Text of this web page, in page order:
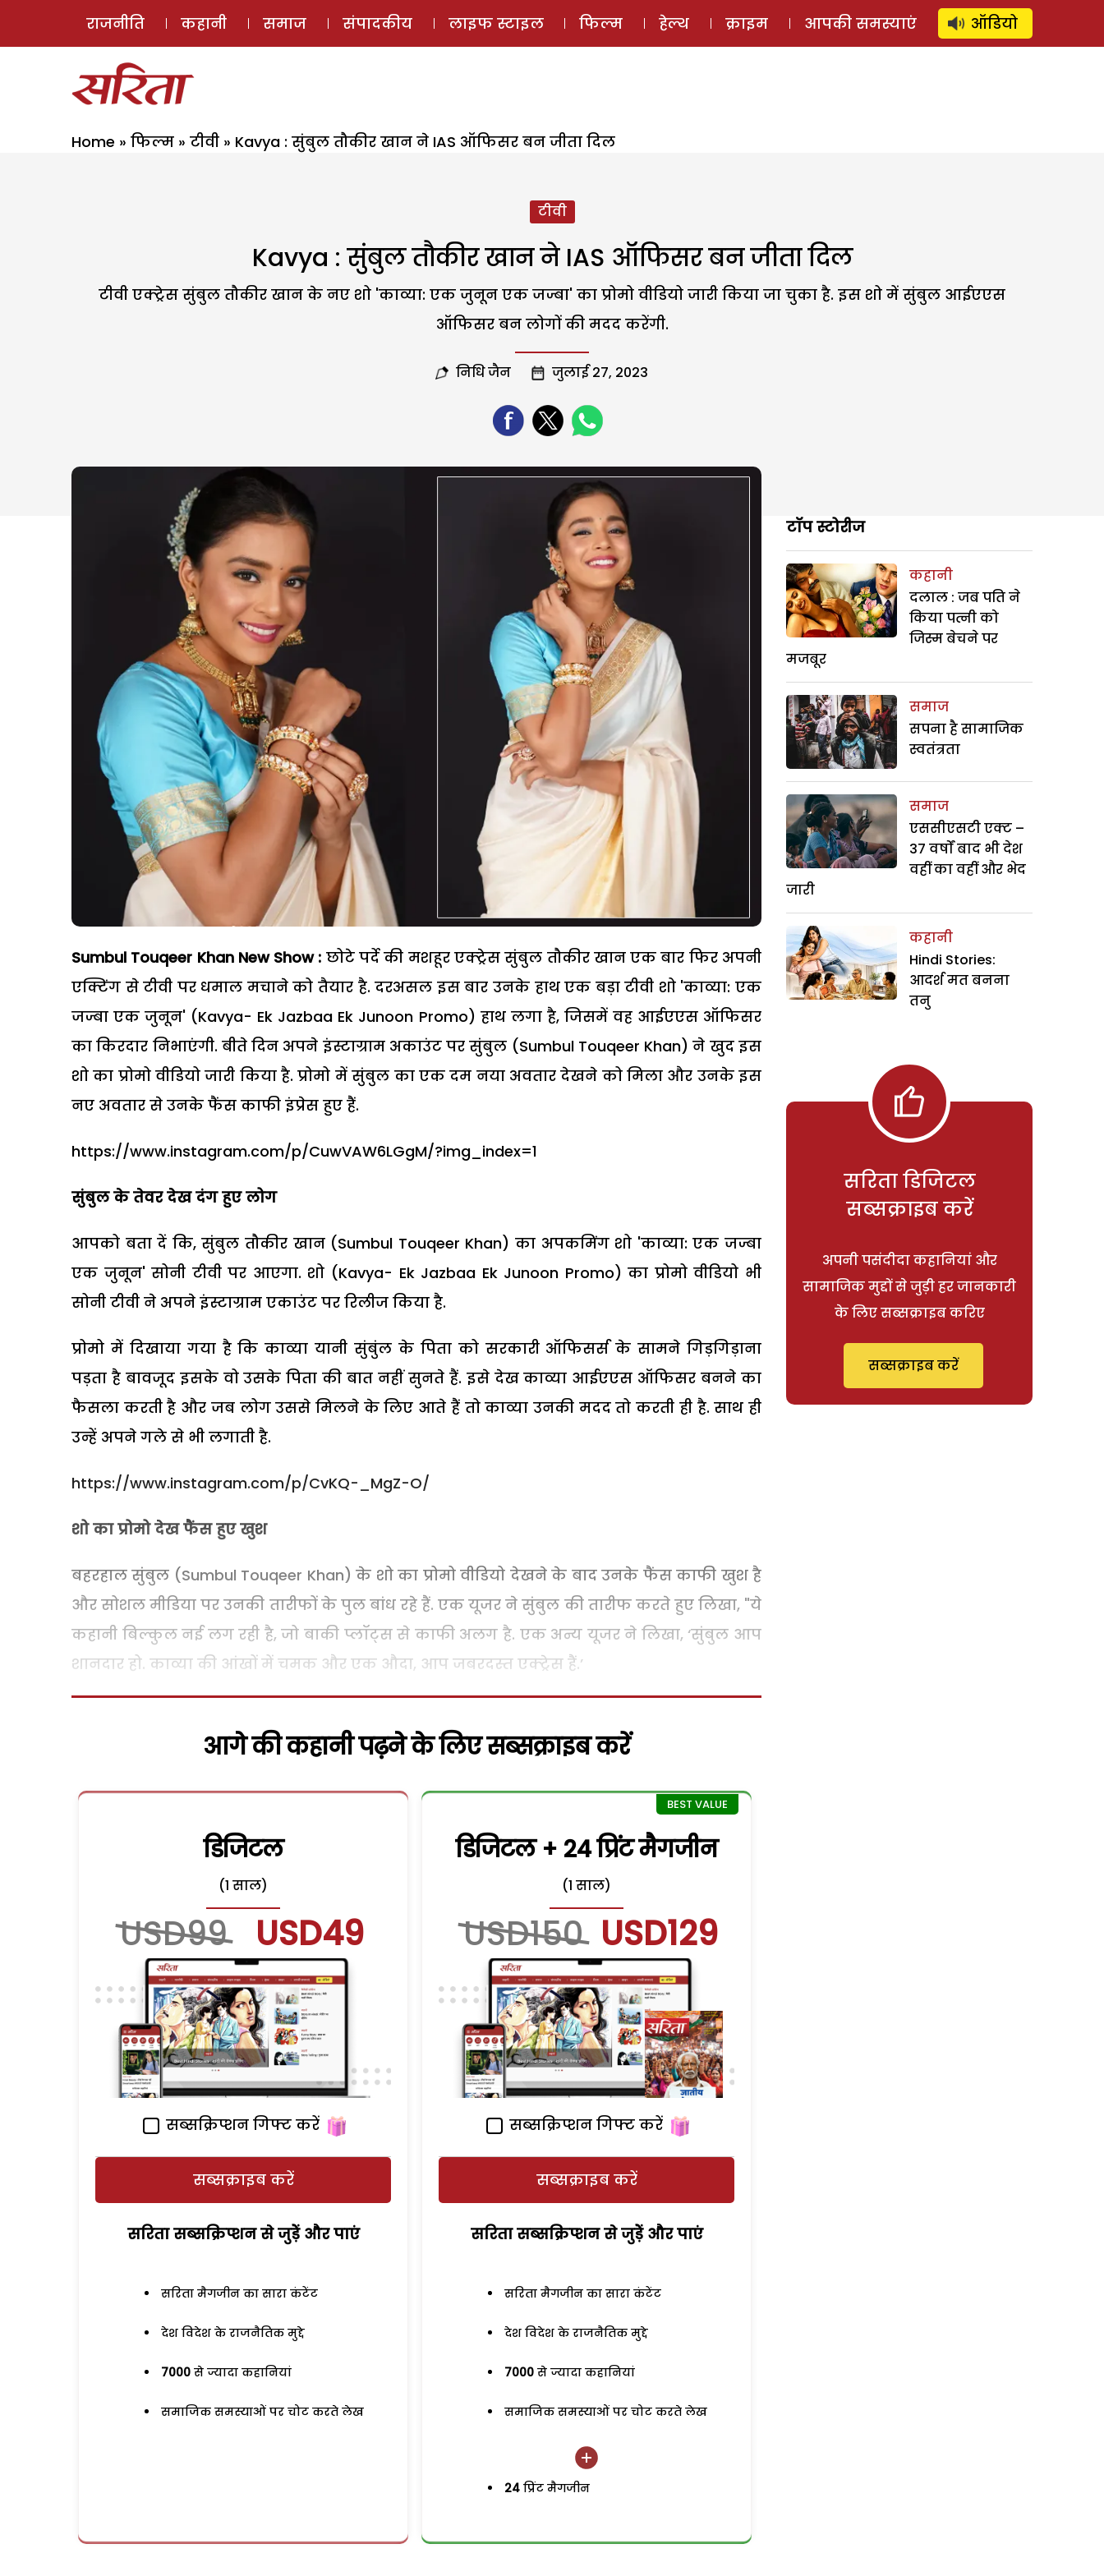
ई-मैगज़ीन ऑडियो स्टोरी लॉग इन ⚲ SUBSCRIBE
राजनीति कहानी समाज संपादकीय लाइफ स्टाइल फिल्म हेल्थ क्राइम आपकी समस्याएं ऑडियो
Home » फिल्म » टीवी » Kavya : सुंबुल तौकीर खान ने IAS ऑफिसर बन जीता दिल
टीवी
Kavya : सुंबुल तौकीर खान ने IAS ऑफिसर बन जीता दिल
टीवी एक्ट्रेस सुंबुल तौकीर खान के नए शो 'काव्या: एक जुनून एक जज्बा' का प्रोमो वीडियो जारी किया जा चुका है. इस शो में सुंबुल आईएएस
ऑफिसर बन लोगों की मदद करेंगी.
निधि जैन जुलाई 27, 2023
Sumbul Touqeer Khan New Show : छोटे पर्दे की मशहूर एक्ट्रेस सुंबुल तौकीर खान एक बार फिर अपनी
एक्टिंग से टीवी पर धमाल मचाने को तैयार है. दरअसल इस बार उनके हाथ एक बड़ा टीवी शो 'काव्या: एक
जज्बा एक जुनून' (Kavya- Ek Jazbaa Ek Junoon Promo) हाथ लगा है, जिसमें वह आईएएस ऑफिसर
का किरदार निभाएंगी. बीते दिन अपने इंस्टाग्राम अकाउंट पर सुंबुल (Sumbul Touqeer Khan) ने खुद इस
शो का प्रोमो वीडियो जारी किया है. प्रोमो में सुंबुल का एक दम नया अवतार देखने को मिला और उनके इस
नए अवतार से उनके फैंस काफी इंप्रेस हुए हैं.
https://www.instagram.com/p/CuwVAW6LGgM/?img_index=1
सुंबुल के तेवर देख दंग हुए लोग
आपको बता दें कि, सुंबुल तौकीर खान (Sumbul Touqeer Khan) का अपकमिंग शो 'काव्या: एक जज्बा
एक जुनून' सोनी टीवी पर आएगा. शो (Kavya- Ek Jazbaa Ek Junoon Promo) का प्रोमो वीडियो भी
सोनी टीवी ने अपने इंस्टाग्राम एकाउंट पर रिलीज किया है.
प्रोमो में दिखाया गया है कि काव्या यानी सुंबुंल के पिता को सरकारी ऑफिसर्स के सामने गिड़गिड़ाना
पड़ता है बावजूद इसके वो उसके पिता की बात नहीं सुनते हैं. इसे देख काव्या आईएएस ऑफिसर बनने का
फैसला करती है और जब लोग उससे मिलने के लिए आते हैं तो काव्या उनकी मदद तो करती ही है. साथ ही
उन्हें अपने गले से भी लगाती है.
https://www.instagram.com/p/CvKQ-_MgZ-O/
शो का प्रोमो देख फैंस हुए खुश
बहरहाल सुंबुल (Sumbul Touqeer Khan) के शो का प्रोमो वीडियो देखने के बाद उनके फैंस काफी खुश है
और सोशल मीडिया पर उनकी तारीफों के पुल बांध रहे हैं. एक यूजर ने सुंबुल की तारीफ करते हुए लिखा, "ये
कहानी बिल्कुल नई लग रही है, जो बाकी प्लॉट्स से काफी अलग है. एक अन्य यूजर ने लिखा, ‘सुंबुल आप
शानदार हो. काव्या की आंखों में चमक और एक औदा, आप जबरदस्त एक्ट्रेस हैं.’
आगे की कहानी पढ़ने के लिए सब्सक्राइब करें
डिजिटल
(1 साल)
USD99 USD49
सब्सक्रिप्शन गिफ्ट करें
सब्सक्राइब करें
सरिता सब्सक्रिप्शन से जुड़ेें और पाएं
सरिता मैगजीन का सारा कंटेंट
देश विदेश के राजनैतिक मुद्दे
7000 से ज्यादा कहानियां
समाजिक समस्याओं पर चोट करते लेख
डिजिटल + 24 प्रिंट मैगजीन
(1 साल)
USD150 USD129
सब्सक्रिप्शन गिफ्ट करें
सब्सक्राइब करें
सरिता सब्सक्रिप्शन से जुड़ेें और पाएं
सरिता मैगजीन का सारा कंटेंट
देश विदेश के राजनैतिक मुद्दे
7000 से ज्यादा कहानियां
समाजिक समस्याओं पर चोट करते लेख
24 प्रिंट मैगजीन
टॉप स्टोरीज
कहानी
दलाल : जब पति ने
किया पत्नी को
जिस्म बेचने पर
मजबूर
समाज
सपना है सामाजिक
स्वतंत्रता
समाज
एससीएसटी एक्ट –
37 वर्षों बाद भी देश
वहीं का वहीं और भेद
जारी
कहानी
Hindi Stories:
आदर्श मत बनना
तनु
सरिता डिजिटल
सब्सक्राइब करें
अपनी पसंदीदा कहानियां और
सामाजिक मुद्दों से जुड़ी हर जानकारी
के लिए सब्सक्राइब करिए
सब्सक्राइब करें